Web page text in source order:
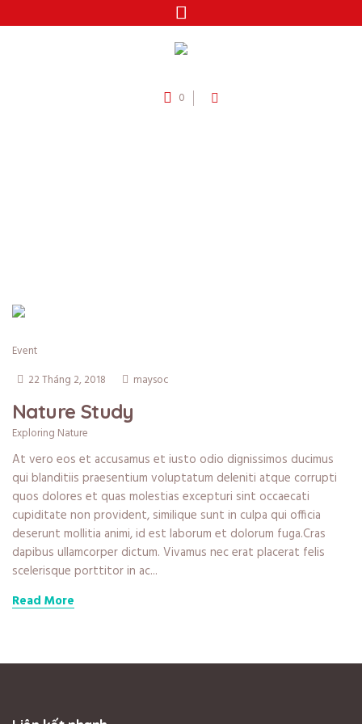
0
Event
22 Tháng 2, 2018
maysoc
Nature Study
Exploring Nature
At vero eos et accusamus et iusto odio dignissimos ducimus
qui blanditiis praesentium voluptatum deleniti atque corrupti
quos dolores et quas molestias excepturi sint occaecati
cupiditate non provident, similique sunt in culpa qui officia
deserunt mollitia animi, id est laborum et dolorum fuga.Cras
dapibus ullamcorper dictum. Vivamus nec erat placerat felis
scelerisque porttitor in ac...
Read More